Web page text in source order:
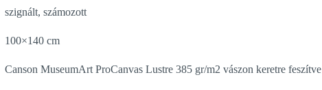
szignált, számozott
100×140 cm
Canson MuseumArt ProCanvas Lustre 385 gr/m2 vászon keretre feszítve